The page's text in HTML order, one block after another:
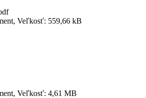
Veľkosť: 559,66 kB
Veľkosť: 4,61 MB